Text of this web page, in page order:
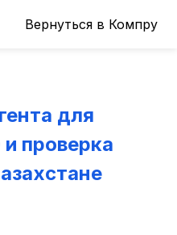
Вернуться в Компру
для
проверка